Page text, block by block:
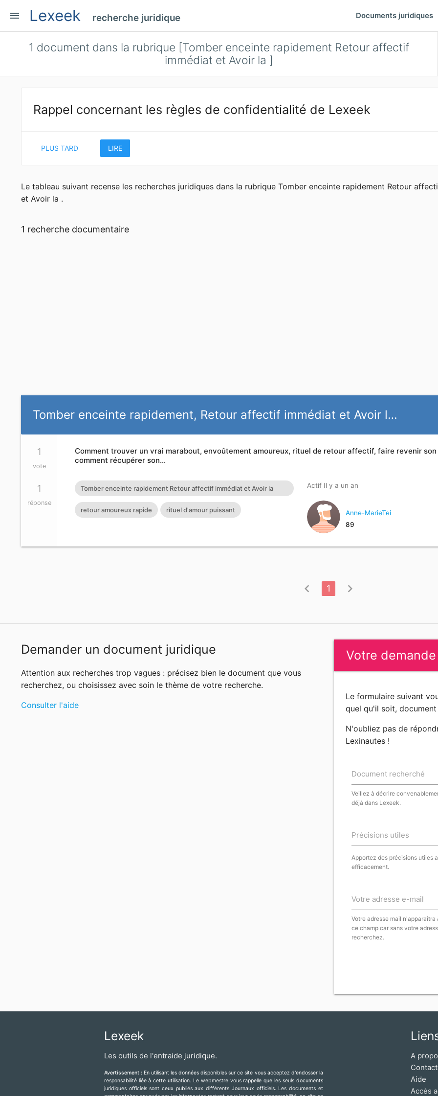
menu Lexeek recherche juridique Documents juridiques
1 document dans la rubrique [Tomber enceinte rapidement Retour affectif
immédiat et Avoir la ]
Rappel concernant les règles de confidentialité de Lexeek
PLUS TARD LIRE
Le tableau suivant recense les recherches juridiques dans la rubrique Tomber enceinte rapidement Retour
et Avoir la .
1 recherche documentaire
Tomber enceinte rapidement, Retour affectif immédiat et Avoir l…
1
vote
1
réponse
Comment trouver un vrai marabout, envoûtement amoureux, rituel de retour affectif, faire revenir son
comment récupérer son…
Tomber enceinte rapidement Retour affectif immédiat et Avoir la
chance rapide Comment trouver un vrai marabout voyant africain du
retour d'affection faire revenir son ex Retour affectif de son ex E-
retour amoureux rapide rituel d'amour puissant
Actif Il y a un an
Anne-MarieTei
89
chevron_left 1 chevron_right
Demander un document juridique
Attention aux recherches trop vagues : précisez bien le document que vous
recherchez, ou choisissez avec soin le thème de votre recherche.
Consulter l'aide
Votre demande
Le formulaire suivant
quel qu'il soit,
N'oubliez pas de
Lexinautes !
Document recherché
Veillez à décrire
déjà dans Lexeek.
Précisions utiles
Apportez des précisions utiles
efficacement.
Votre adresse e-mail
Votre adresse mail
ce champ car sans votre
recherchez.
Lexeek
Les outils de l'entraide juridique.
Avertissement : En utilisant les données disponibles sur ce site vous acceptez d'endosser la
responsabilité liée à cette utilisation. Le webmestre vous rappelle que les seuls documents
juridiques officiels sont ceux publiés aux différents Journaux officiels. Les documents et
A
Contact
Aide
Accès